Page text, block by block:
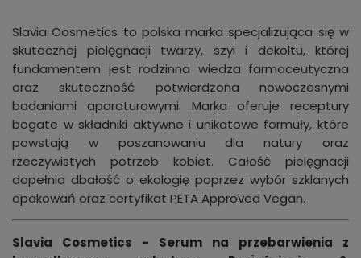
Slavia Cosmetics to polska marka specjalizująca się w
skutecznej pielęgnacji twarzy, szyi i dekoltu, której
fundamentem jest rodzinna wiedza farmaceutyczna
oraz skuteczność potwierdzona nowoczesnymi
badaniami aparaturowymi. Marka oferuje receptury
bogate w składniki aktywne i unikatowe formuły, które
powstają w poszanowaniu dla natury oraz
rzeczywistych potrzeb kobiet. Całość pielęgnacji
dopełnia dbałość o ekologię poprzez wybór szklanych
opakowań oraz certyfikat PETA Approved Vegan.
Slavia Cosmetics - Serum na przebarwienia z